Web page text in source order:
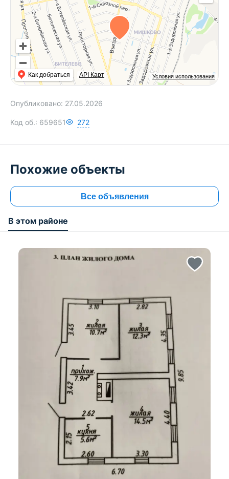
Условия использования
Как добраться API Карт
Опубликовано: 27.05.2026
Код об.: 659651 272
Похожие объекты
Все объявления
В этом районе